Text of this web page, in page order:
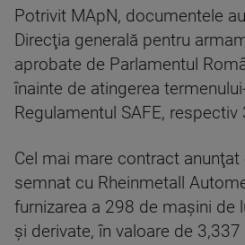
Potrivit MApN, documentele
Direcţia generală pentru
aprobate de Parlamentul
înainte de atingerea
Regulamentul SAFE,
Cel mai mare contract
semnat cu Rheinmetall
furnizarea a 298 de maşini de
şi derivate, în valoare de